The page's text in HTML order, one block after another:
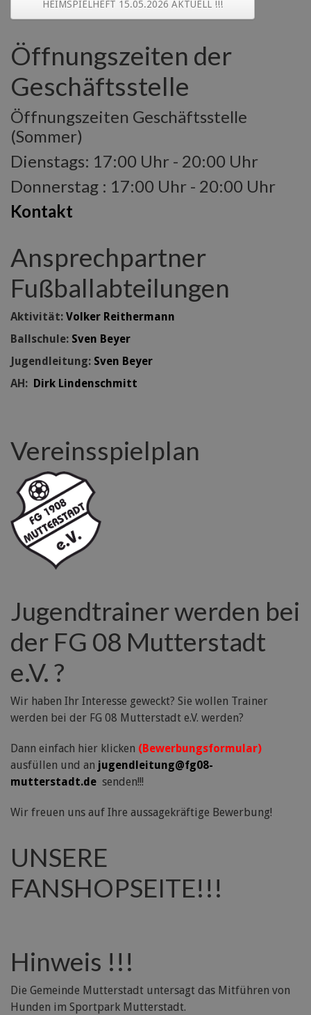
HEIMSPIELHEFT 15.05.2026 AKTUELL !!!
Öffnungszeiten der
Geschäftsstelle
Öffnungszeiten Geschäftsstelle
(Sommer)
Dienstags: 17:00 Uhr - 20:00 Uhr
Donnerstag : 17:00 Uhr - 20:00 Uhr
Kontakt
Ansprechpartner
Fußballabteilungen
Aktivität: Volker Reithermann
Ballschule: Sven Beyer
Jugendleitung: Sven Beyer
AH: Dirk Lindenschmitt
Vereinsspielplan
Jugendtrainer werden bei
der FG 08 Mutterstadt
e.V. ?
Wir haben Ihr Interesse geweckt? Sie wollen Trainer
werden bei der FG 08 Mutterstadt e.V. werden?
Dann einfach hier klicken (Bewerbungsformular)
ausfüllen und an jugendleitung@fg08-
mutterstadt.de senden!!!
Wir freuen uns auf Ihre aussagekräftige Bewerbung!
UNSERE
FANSHOPSEITE!!!
Hinweis !!!
Die Gemeinde Mutterstadt untersagt das Mitführen von
Hunden im Sportpark Mutterstadt.